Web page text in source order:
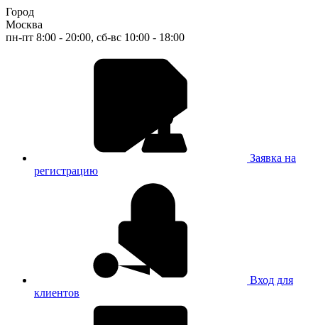
Город
Москва
пн-пт 8:00 - 20:00, сб-вс 10:00 - 18:00
Заявка на
регистрацию
Вход для
клиентов